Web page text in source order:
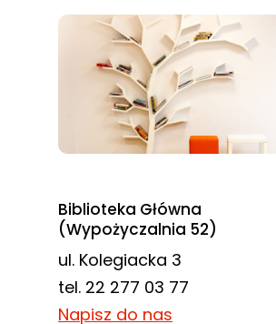
Biblioteka Główna
(Wypożyczalnia 52)
ul. Kolegiacka 3
tel. 22 277 03 77
Napisz do nas